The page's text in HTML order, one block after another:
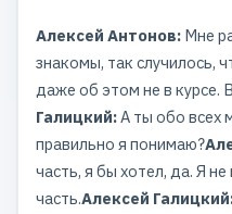
Алексей Антонов: Мне
знакомы, так случилось,
даже об этом не в курсе.
Галицкий:А ты обо всех
правильно я понимаю?
часть, я бы хотел, да. Я
часть.Алексей